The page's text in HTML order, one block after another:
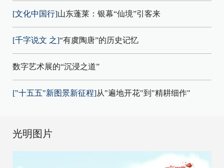
[文化中国行]山东蓬莱：银幕“仙境”引客来
[千字说文 之]“有虞陶唐”的历史记忆
数字艺术展的“沉浸之道”
["十五五"新图景新征程]从"遍地开花"到"精耕细作"
光明图片